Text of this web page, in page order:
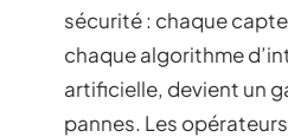
sécurité : chaque
chaque algorithme
artificielle, devient un
pannes. Les